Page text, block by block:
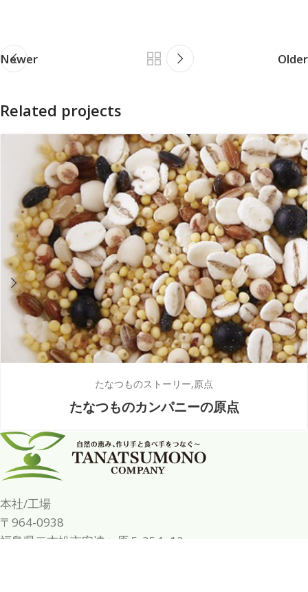
Newer Older
Related projects
たなつものストーリー 原点
たなつものカンパニーの原点
本社/工場
〒964-0938
福島県二本松市安達ヶ原 5-254 -12